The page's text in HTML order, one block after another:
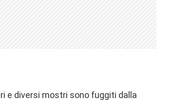
e diversi mostri sono fuggiti dalla